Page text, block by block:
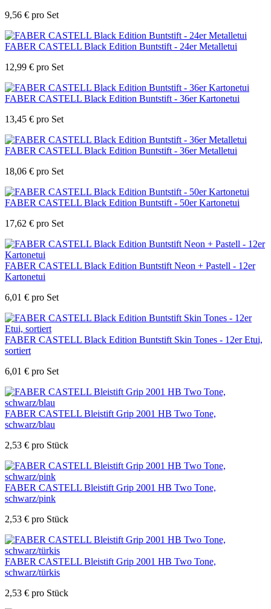
9,56 € pro Set
FABER CASTELL Black Edition Buntstift - 24er Metalletui
12,99 € pro Set
FABER CASTELL Black Edition Buntstift - 36er Kartonetui
13,45 € pro Set
FABER CASTELL Black Edition Buntstift - 36er Metalletui
18,06 € pro Set
FABER CASTELL Black Edition Buntstift - 50er Kartonetui
17,62 € pro Set
FABER CASTELL Black Edition Buntstift Neon + Pastell - 12er
Kartonetui
6,01 € pro Set
FABER CASTELL Black Edition Buntstift Skin Tones - 12er Etui,
sortiert
6,01 € pro Set
FABER CASTELL Bleistift Grip 2001 HB Two Tone,
schwarz/blau
2,53 € pro Stück
FABER CASTELL Bleistift Grip 2001 HB Two Tone,
schwarz/pink
2,53 € pro Stück
FABER CASTELL Bleistift Grip 2001 HB Two Tone,
schwarz/türkis
2,53 € pro Stück